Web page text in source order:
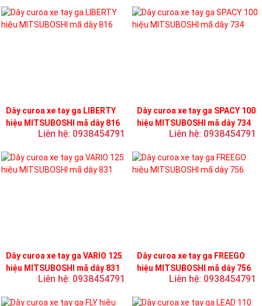
Dây curoa xe tay ga LIBERTY
hiệu MITSUBOSHI mã dây 816
Liên hệ: 0938454791
Dây curoa xe tay ga SPACY 100
hiệu MITSUBOSHI mã dây 734
Liên hệ: 0938454791
Dây curoa xe tay ga VARIO 125
hiệu MITSUBOSHI mã dây 831
Liên hệ: 0938454791
Dây curoa xe tay ga FREEGO
hiệu MITSUBOSHI mã dây 756
Liên hệ: 0938454791